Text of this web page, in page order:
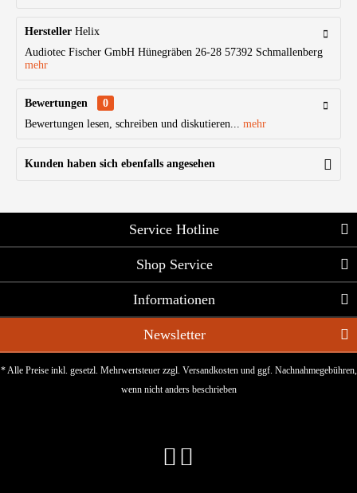
Hersteller Helix
Audiotec Fischer GmbH Hünegräben 26-28 57392 Schmallenberg
mehr
Bewertungen
0
Bewertungen lesen, schreiben und diskutieren... mehr
Kunden haben sich ebenfalls angesehen
Service Hotline
Shop Service
Informationen
Newsletter
* Alle Preise inkl. gesetzl. Mehrwertsteuer zzgl. Versandkostenund ggf. Nachnahmegebühren,
wenn nicht anders beschrieben